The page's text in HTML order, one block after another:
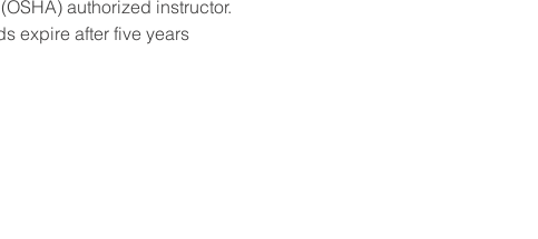
authorized instructor.
expire after five years